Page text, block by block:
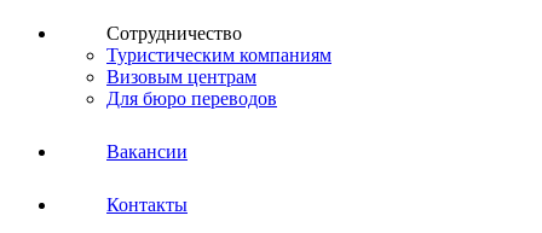
Сотрудничество
Туристическим компаниям
Визовым центрам
Для бюро переводов
Вакансии
Контакты